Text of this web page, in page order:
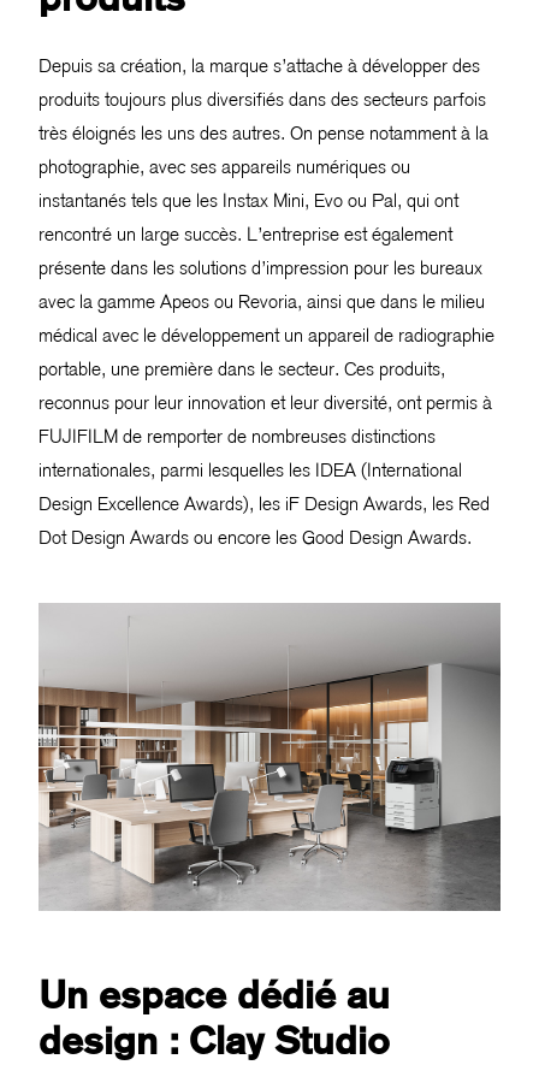
Depuis sa création, la marque s’attache à développer des
produits toujours plus diversifiés dans des secteurs parfois
très éloignés les uns des autres. On pense notamment à la
photographie, avec ses appareils numériques ou
instantanés tels que les Instax Mini, Evo ou Pal, qui ont
rencontré un large succès. L’entreprise est également
présente dans les solutions d’impression pour les bureaux
avec la gamme Apeos ou Revoria, ainsi que dans le milieu
médical avec le développement un appareil de radiographie
portable, une première dans le secteur. Ces produits,
reconnus pour leur innovation et leur diversité, ont permis à
FUJIFILM de remporter de nombreuses distinctions
internationales, parmi lesquelles les IDEA (International
Design Excellence Awards), les iF Design Awards, les Red
Dot Design Awards ou encore les Good Design Awards.
Un espace dédié au
design : Clay Studio